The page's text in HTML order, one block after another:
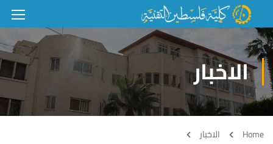
الاخبار
Home
الاخبار